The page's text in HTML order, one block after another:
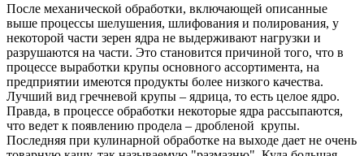
После механической обработки, включающей описанные
выше процессы шелушения, шлифования и полирования, у
некоторой части зерен ядра не выдерживают нагрузки и
разрушаются на части. Это становится причиной того, что в
процессе выработки крупы основного ассортимента, на
предприятии имеются продукты более низкого качества.
Лучший вид гречневой крупы – ядрица, то есть целое ядро.
Правда, в процессе обработки некоторые ядра рассыпаются,
что ведет к появлению продела – дробленой крупы.
Последняя при кулинарной обработке на выходе дает не очень